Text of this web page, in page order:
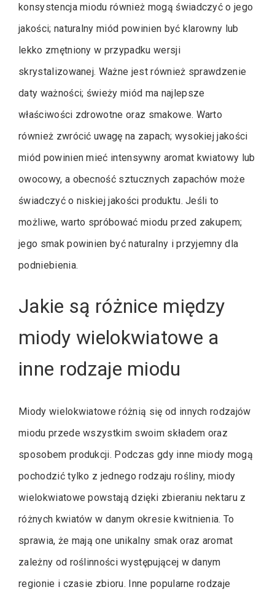
konsystencja miodu również mogą świadczyć o jego
jakości; naturalny miód powinien być klarowny lub
lekko zmętniony w przypadku wersji
skrystalizowanej. Ważne jest również sprawdzenie
daty ważności; świeży miód ma najlepsze
właściwości zdrowotne oraz smakowe. Warto
również zwrócić uwagę na zapach; wysokiej jakości
miód powinien mieć intensywny aromat kwiatowy lub
owocowy, a obecność sztucznych zapachów może
świadczyć o niskiej jakości produktu. Jeśli to
możliwe, warto spróbować miodu przed zakupem;
jego smak powinien być naturalny i przyjemny dla
podniebienia.
Jakie są różnice między
miody wielokwiatowe a
inne rodzaje miodu
Miody wielokwiatowe różnią się od innych rodzajów
miodu przede wszystkim swoim składem oraz
sposobem produkcji. Podczas gdy inne miody mogą
pochodzić tylko z jednego rodzaju rośliny, miody
wielokwiatowe powstają dzięki zbieraniu nektaru z
różnych kwiatów w danym okresie kwitnienia. To
sprawia, że mają one unikalny smak oraz aromat
zależny od roślinności występującej w danym
regionie i czasie zbioru. Inne popularne rodzaje